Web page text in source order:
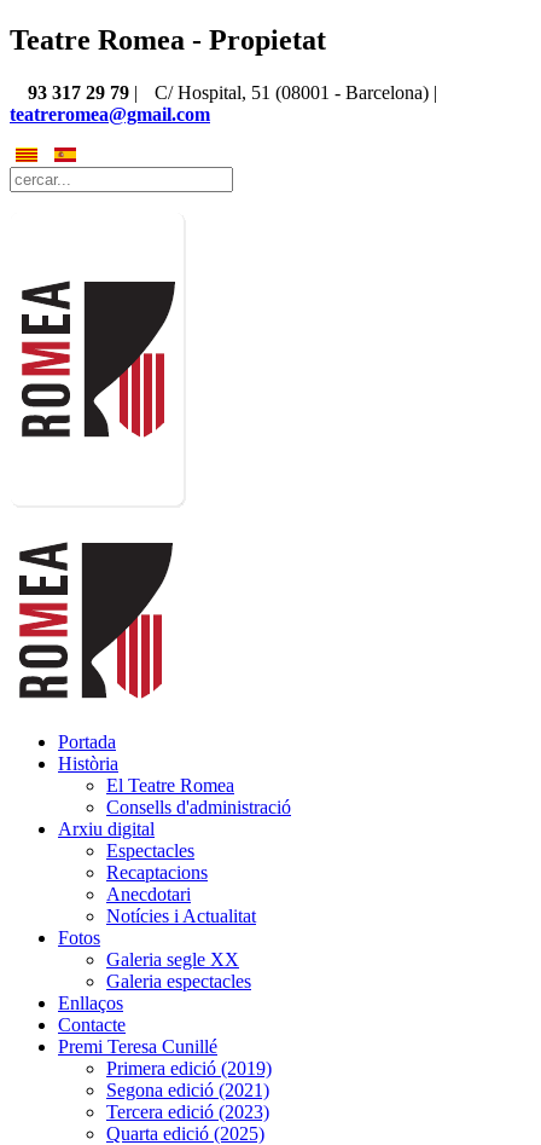
Teatre Romea - Propietat
93 317 29 79 |
C/ Hospital, 51 (08001 - Barcelona) |
teatreromea@gmail.com
Portada
Història
El Teatre Romea
Consells d'administració
Arxiu digital
Espectacles
Recaptacions
Anecdotari
Notícies i Actualitat
Fotos
Galeria segle XX
Galeria espectacles
Enllaços
Contacte
Premi Teresa Cunillé
Primera edició (2019)
Segona edició (2021)
Tercera edició (2023)
Quarta edició (2025)